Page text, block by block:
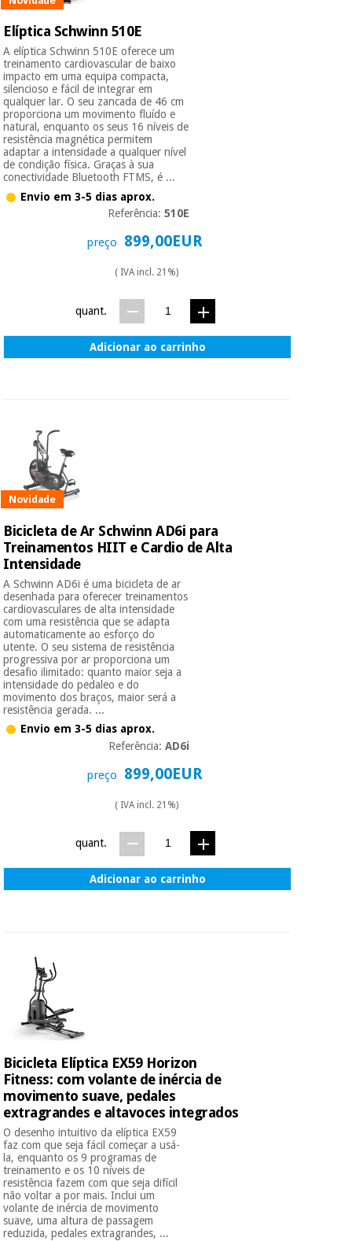
Elíptica Schwinn 510E
A elíptica Schwinn 510E oferece um
treinamento cardiovascular de baixo
impacto em uma equipa compacta,
silencioso e fácil de integrar em
qualquer lar. O seu zancada de 46 cm
proporciona um movimento fluído e
natural, enquanto os seus 16 níveis de
resistência magnética permitem
adaptar a intensidade a qualquer nível
de condição física. Graças à sua
conectividade Bluetooth FTMS, é ...
Envio em 3-5 dias aprox.
Referência:510E
preço 899,00EUR
( IVA incl. 21%)
quant.
Adicionar ao carrinho
Novidade
Bicicleta de Ar Schwinn AD6i para
Treinamentos HIIT e Cardio de Alta
Intensidade
A Schwinn AD6i é uma bicicleta de ar
desenhada para oferecer treinamentos
cardiovasculares de alta intensidade
com uma resistência que se adapta
automaticamente ao esforço do
utente. O seu sistema de resistência
progressiva por ar proporciona um
desafio ilimitado: quanto maior seja a
intensidade do pedaleo e do
movimento dos braços, maior será a
resistência gerada. ...
Envio em 3-5 dias aprox.
Referência:AD6i
preço 899,00EUR
( IVA incl. 21%)
quant.
Adicionar ao carrinho
Bicicleta Elíptica EX59 Horizon
Fitness: com volante de inércia de
movimento suave, pedales
extragrandes e altavoces integrados
O desenho intuitivo da elíptica EX59
faz com que seja fácil começar a usá-
la, enquanto os 9 programas de
treinamento e os 10 níveis de
resistência fazem com que seja difícil
não voltar a por mais. Inclui um
volante de inércia de movimento
suave, uma altura de passagem
reduzida, pedales extragrandes, ...